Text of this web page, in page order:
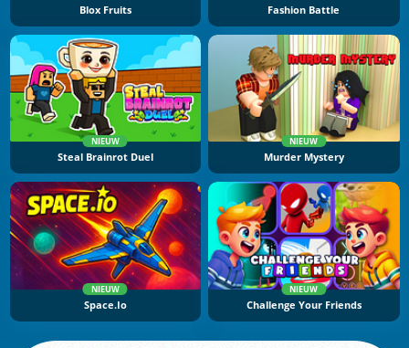
Blox Fruits Fashion Battle
NIEUW
Steal Brainrot Duel
NIEUW
Murder Mystery
NIEUW
Space.io
NIEUW
Challenge Your Friends